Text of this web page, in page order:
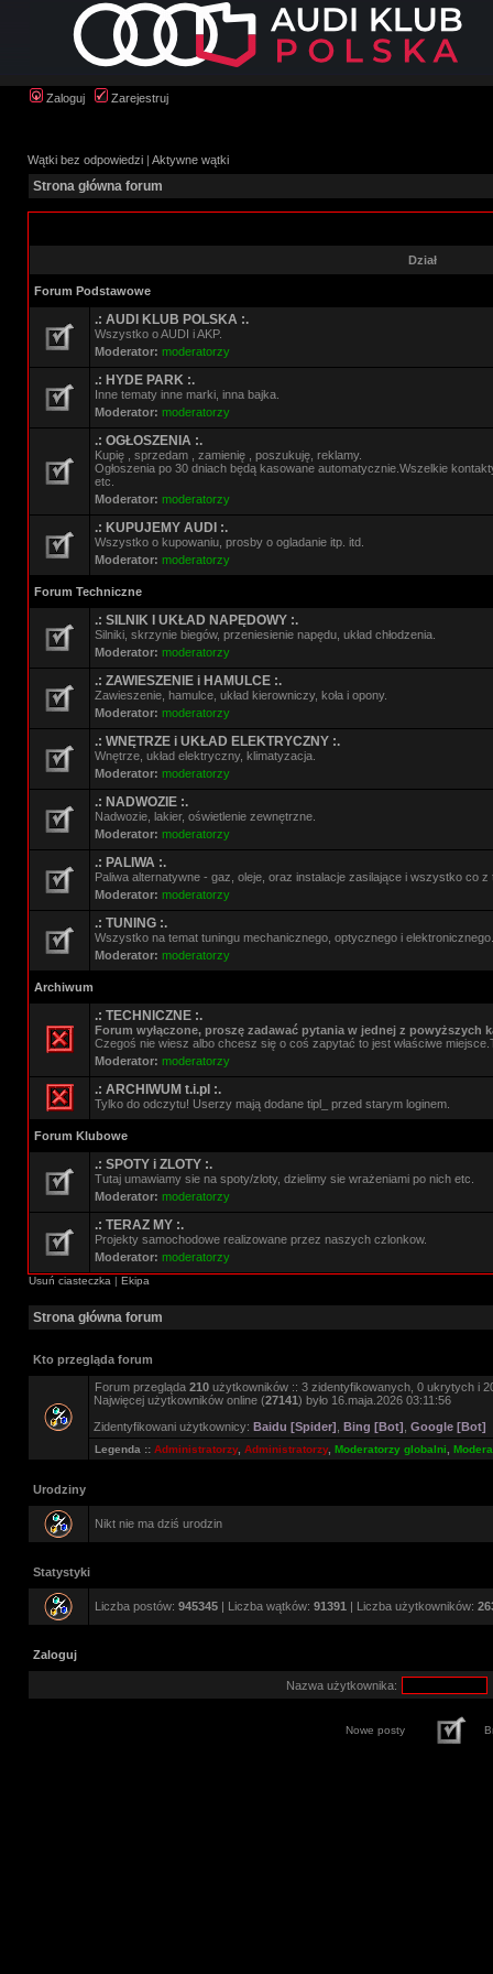
Zaloguj Zarejestruj
Wątki bez odpowiedzi | Aktywne wątki
Strona główna forum
Dział
Forum Podstawowe
.: AUDI KLUB POLSKA :.
Wszystko o AUDI i AKP.
Moderator: moderatorzy
.: HYDE PARK :.
Inne tematy inne marki, inna bajka.
Moderator: moderatorzy
.: OGŁOSZENIA :.
Kupię , sprzedam , zamienię , poszukuję, reklamy.
Ogłoszenia po 30 dniach będą kasowane automatycznie.Wszelkie
etc.
Moderator: moderatorzy
.: KUPUJEMY AUDI :.
Wszystko o kupowaniu, prosby o ogladanie itp. itd.
Moderator: moderatorzy
Forum Techniczne
.: SILNIK I UKŁAD NAPĘDOWY :.
Silniki, skrzynie biegów, przeniesienie napędu, układ chłodzenia.
Moderator: moderatorzy
.: ZAWIESZENIE i HAMULCE :.
Zawieszenie, hamulce, układ kierowniczy, koła i opony.
Moderator: moderatorzy
.: WNĘTRZE i UKŁAD ELEKTRYCZNY :.
Wnętrze, układ elektryczny, klimatyzacja.
Moderator: moderatorzy
.: NADWOZIE :.
Nadwozie, lakier, oświetlenie zewnętrzne.
Moderator: moderatorzy
.: PALIWA :.
Paliwa alternatywne - gaz, oleje, oraz instalacje zasilające i wszystko co z
Moderator: moderatorzy
.: TUNING :.
Wszystko na temat tuningu mechanicznego, optycznego i elektronicznego.
Moderator: moderatorzy
Archiwum
.: TECHNICZNE :.
Forum wyłączone, proszę zadawać pytania w jednej z powyższych
Czegoś nie wiesz albo chcesz się o coś zapytać to jest właściwe
Moderator: moderatorzy
.: ARCHIWUM t.i.pl :.
Tylko do odczytu! Userzy mają dodane tipl_ przed starym loginem.
Forum Klubowe
.: SPOTY i ZLOTY :.
Tutaj umawiamy sie na spoty/zloty, dzielimy sie wrażeniami po nich etc.
Moderator: moderatorzy
.: TERAZ MY :.
Projekty samochodowe realizowane przez naszych czlonkow.
Moderator: moderatorzy
Usuń ciasteczka | Ekipa
Strona główna forum
Kto przegląda forum
Forum przegląda 210 użytkowników :: 3 zidentyfikowanych, 0 ukrytych i
Najwięcej użytkowników online (27141) było 16.maja.2026 03:11:56
Zidentyfikowani użytkownicy: Baidu [Spider] Bing [Bot] Google [Bot]
Legenda :: Administratorzy, Administratorzy, Moderatorzy globalni
Urodziny
Nikt nie ma dziś urodzin
Statystyki
Liczba postów: 945345 | Liczba wątków: 91391 | Liczba użytkowników:
Zaloguj
Nazwa użytkownika:
Nowe posty